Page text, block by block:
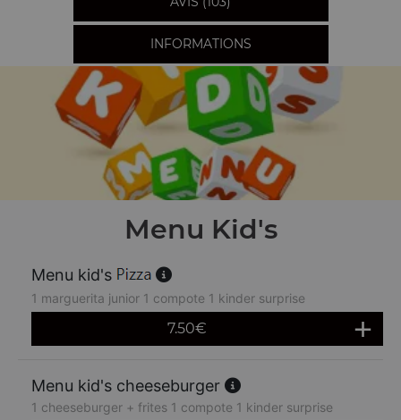
INFORMATIONS
Menu Kid's
Menu kid's
1 marguerita junior 1 compote 1 kinder surprise
7.50€
Menu kid's cheeseburger
1 cheeseburger + frites 1 compote 1 kinder surprise